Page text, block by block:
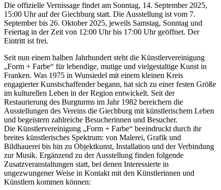
Die offizielle Vernissage findet am Sonntag, 14. September 2025,
15:00 Uhr auf der Giechburg statt. Die Ausstellung ist vom 7.
September bis 26. Oktober 2025, jeweils Samstag, Sonntag und
Feiertag in der Zeit von 12:00 Uhr bis 17:00 Uhr geöffnet. Der
Eintritt ist frei.
Seit nun einem halben Jahrhundert steht die Künstlervereinigung
„Form + Farbe“ für lebendige, mutige und vielgestaltige Kunst in
Franken. Was 1975 in Wunsiedel mit einem kleinen Kreis
engagierter Kunstschaffender begann, hat sich zu einer festen Größe
im kulturellen Leben in der Region entwickelt. Seit der
Restaurierung des Burgturms im Jahr 1982 bereichern die
Ausstellungen des Vereins die Giechburg mit künstlerischem Leben
und begeistern zahlreiche Besucherinnen und Besucher.
Die Künstlervereinigung „Form + Farbe“ beeindruckt durch ihr
breites künstlerisches Spektrum: von Malerei, Grafik und
Bildhauerei bis hin zu Objektkunst, Installation und der Verbindung
zur Musik. Ergänzend zu der Ausstellung finden folgende
Zusatzveranstaltungen statt, bei denen Interessierte in
ungezwungener Weise in Kontakt mit den Künstlerinnen und
Künstlern kommen können: